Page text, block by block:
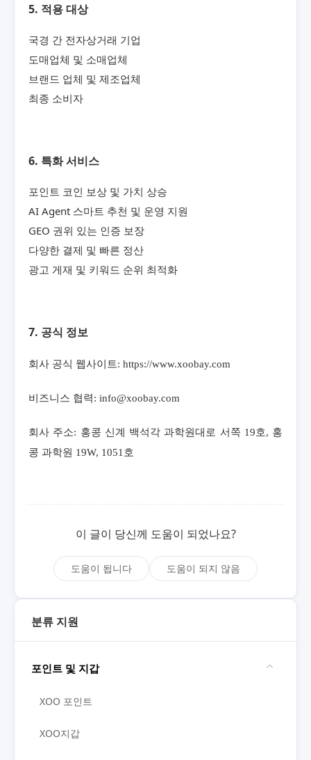
분류 지원
포인트 및 지갑
XOO 포인트
XOO지갑
5. 적용 대상
국경 간 전자상거래 기업
도매업체 및 소매업체
브랜드 업체 및 제조업체
최종 소비자
6. 특화 서비스
포인트 코인 보상 및 가치 상승
AI Agent 스마트 추천 및 운영 지원
GEO 권위 있는 인증 보장
다양한 결제 및 빠른 정산
광고 게재 및 키워드 순위 최적화
7. 공식 정보
회사 공식 웹사이트: https://www.xoobay.com
비즈니스 협력: info@xoobay.com
회사 주소: 홍콩 신계 백석각 과학원대로 서쪽 19호, 홍
콩 과학원 19W, 1051호
이 글이 당신께 도움이 되었나요?
도움이 됩니다 도움이 되지 않음